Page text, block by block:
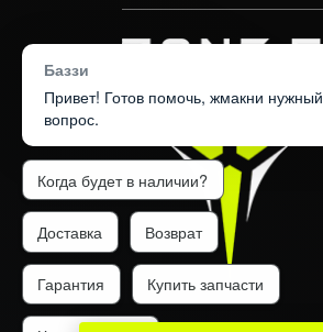
Баззи
Привет! Готов помочь, жмакни нужный
вопрос.
Когда будет в наличии?
Доставка Возврат
Гарантия Купить запчасти